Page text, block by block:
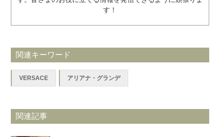
す！
関連キーワード
VERSACE アリアナ・グランデ
関連記事